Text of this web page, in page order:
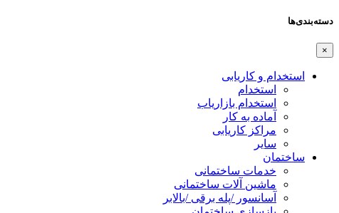
دسته‌بندی‌ها
×
استخدام و کاریابی
استخدام
استخدام بازاریاب
آماده به کار
مراکز کاریابی
سایر
ساختمان
خدمات ساختمانی
ماشین آلات ساختمانی
آسانسور /پله برقی /بالابر